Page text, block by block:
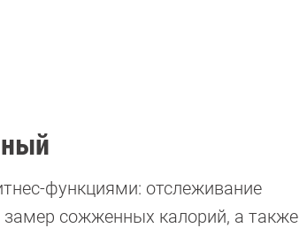
функциями: отслеживание
замер сожженных калорий, а также